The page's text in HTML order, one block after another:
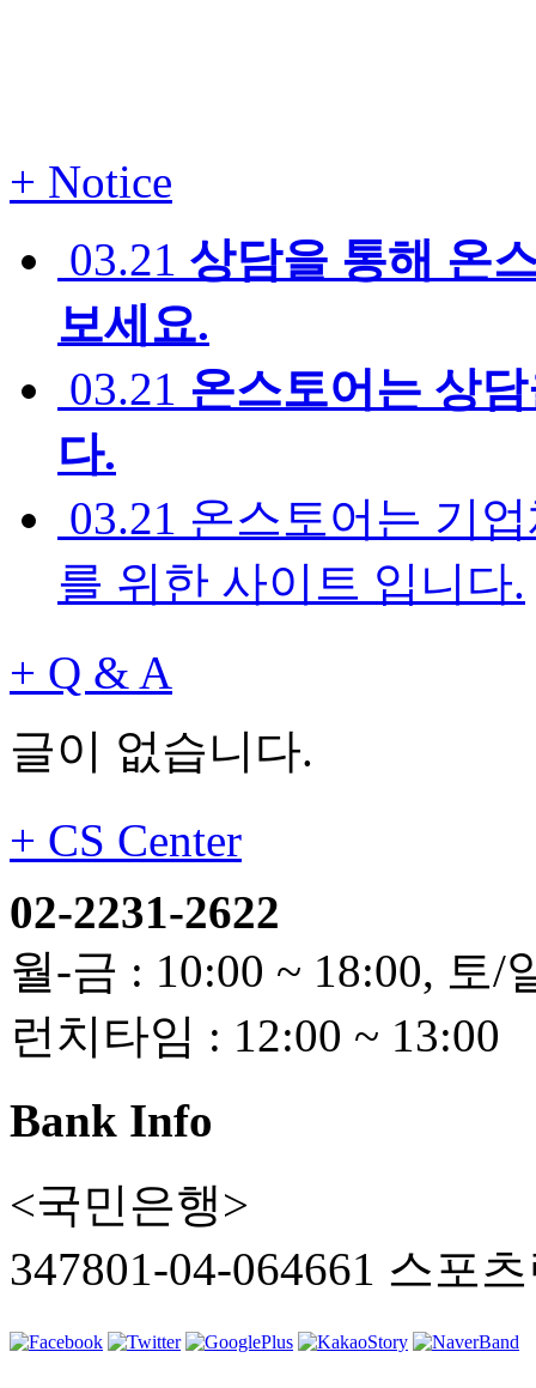
+ Notice
03.21 상담을 통해 온
보세요.
03.21 온스토어는 상
다.
03.21 온스토어는 기
를 위한 사이트 입니다.
+ Q & A
글이 없습니다.
+ CS Center
02-2231-2622
월-금 : 10:00 ~ 18:00, 토/
런치타임 : 12:00 ~ 13:00
Bank Info
<국민은행>
347801-04-064661 스포